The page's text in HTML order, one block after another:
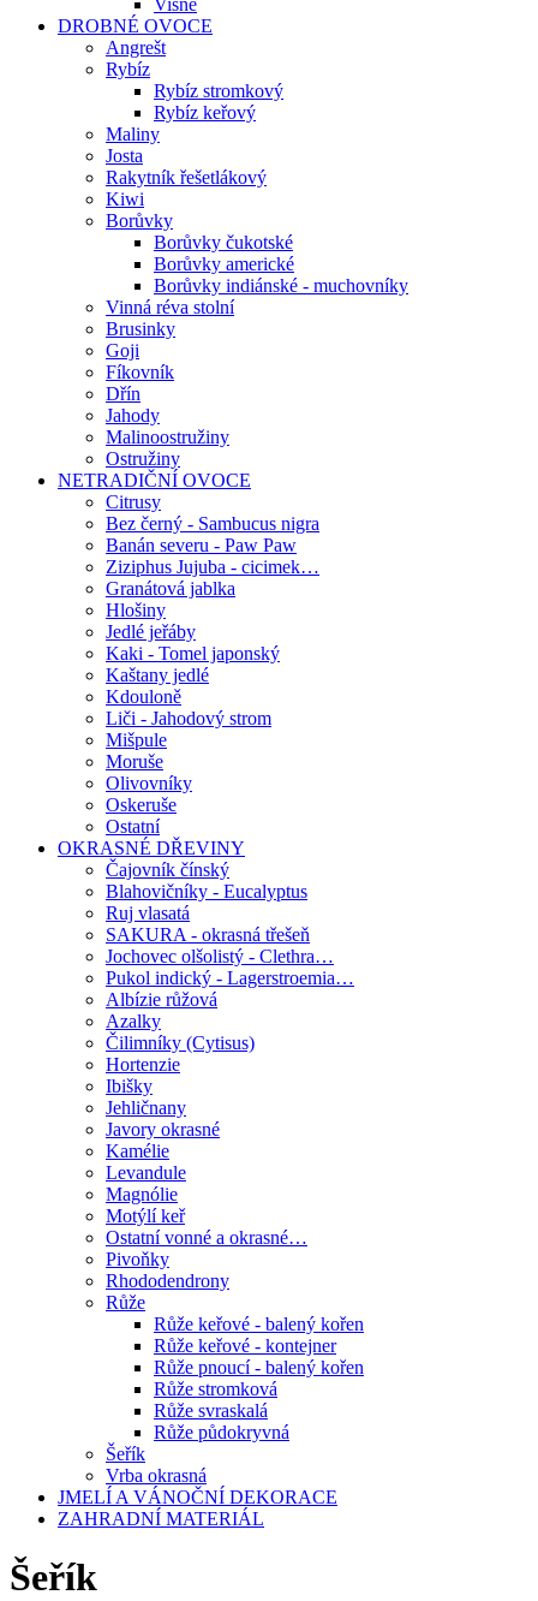
Višně
DROBNÉ OVOCE
Angrešt
Rybíz
Rybíz stromkový
Rybíz keřový
Maliny
Josta
Rakytník řešetlákový
Kiwi
Borůvky
Borůvky čukotské
Borůvky americké
Borůvky indiánské - muchovníky
Vinná réva stolní
Brusinky
Goji
Fíkovník
Dřín
Jahody
Malinoostružiny
Ostružiny
NETRADIČNÍ OVOCE
Citrusy
Bez černý - Sambucus nigra
Banán severu - Paw Paw
Ziziphus Jujuba - cicimek…
Granátová jablka
Hlošiny
Jedlé jeřáby
Kaki - Tomel japonský
Kaštany jedlé
Kdouloně
Liči - Jahodový strom
Mišpule
Moruše
Olivovníky
Oskeruše
Ostatní
OKRASNÉ DŘEVINY
Čajovník čínský
Blahovičníky - Eucalyptus
Ruj vlasatá
SAKURA - okrasná třešeň
Jochovec olšolistý - Clethra…
Pukol indický - Lagerstroemia…
Albízie růžová
Azalky
Čilimníky (Cytisus)
Hortenzie
Ibišky
Jehličnany
Javory okrasné
Kamélie
Levandule
Magnólie
Motýlí keř
Ostatní vonné a okrasné…
Pivoňky
Rhododendrony
Růže
Růže keřové - balený kořen
Růže keřové - kontejner
Růže pnoucí - balený kořen
Růže stromková
Růže svraskalá
Růže půdokryvná
Šeřík
Vrba okrasná
JMELÍ A VÁNOČNÍ DEKORACE
ZAHRADNÍ MATERIÁL
Šeřík